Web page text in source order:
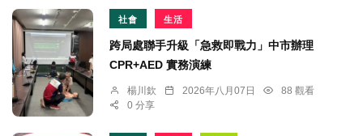
社會 生活
跨局處聯手升級「急救即戰力」中市辦理
CPR+AED 實務演練
楊川欽 2026年八月07日
88 觀看
0 分享